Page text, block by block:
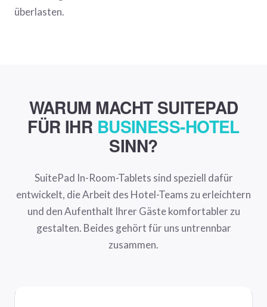
überlasten.
WARUM MACHT SUITEPAD
FÜR IHR BUSINESS-HOTEL
SINN?
SuitePad In-Room-Tablets sind speziell dafür
entwickelt, die Arbeit des Hotel-Teams zu erleichtern
und den Aufenthalt Ihrer Gäste komfortabler zu
gestalten. Beides gehört für uns untrennbar
zusammen.